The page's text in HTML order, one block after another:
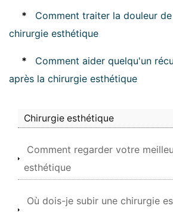
*
Comment traiter la douleur
chirurgie esthétique
*
Comment aider quelqu'un
après la chirurgie esthétique
Chirurgie esthétique
Comment regarder votre
esthétique
Où dois-je subir une chirurgie